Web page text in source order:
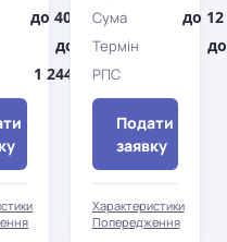
до 40 000 грн
до 365 дн.
1 244–3 422%
Сума до 12
Термін
РПС
Подати
заявку
Характеристики
Попередження